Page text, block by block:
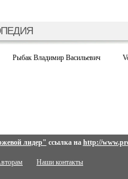
Рыбак Владимир Васильевич
лидер" ссылка на http://
Наши контакты